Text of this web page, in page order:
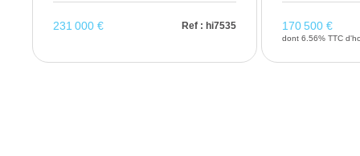
231 000 € Ref : hi7535 170 500 €
dont 6.56% TTC